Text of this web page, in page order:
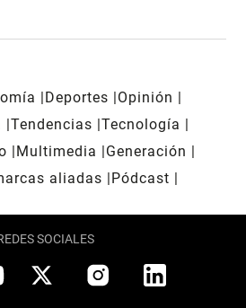
Deportes
Opinión
Tendencias Tecnología
Multimedia
Generación
aliadas
Pódcast
SOCIALES